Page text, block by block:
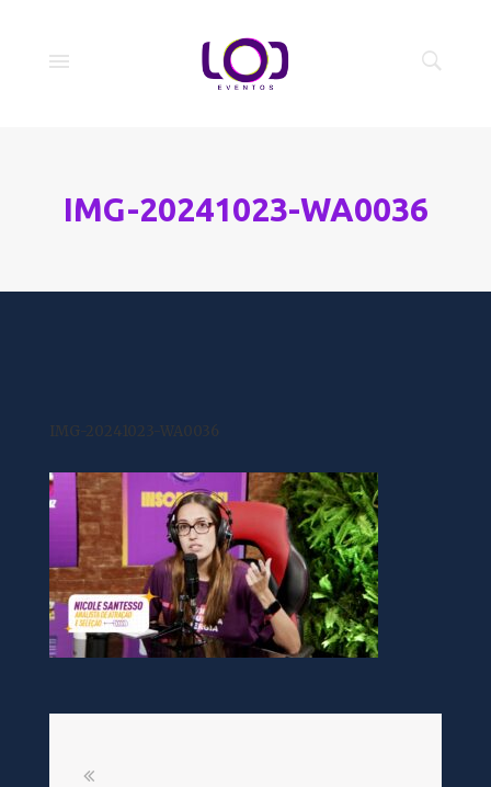
IMG-20241023-WA0036
IMG-20241023-WA0036